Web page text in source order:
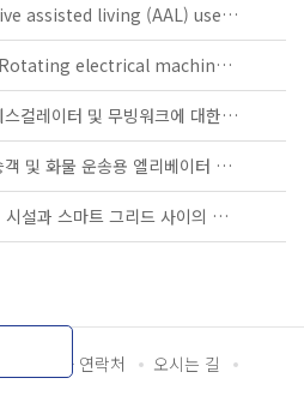
IEC TS 63134:2020 - Active assisted living (AAL) use cases
IEC 60034-5:2020 RLV - Rotating electrical machines - Part 5: Degrees of protection provided by the integral design of rotating electrical machines (IP code) - Classification
KS B ISO/TS 25740-1 - 에스컬레이터 및 무빙워크에 대한 안전요건 — 제1부: 세계공통 필수 안전요건(GESRs)
KS B ISO/TS 8100-21 - 승객 및 화물 운송용 엘리베이터 —제21부: 세계공통 필수안전요건(GESRs)을 충족하는 세계공통 안전 파라미터(GSPs)
KS C IEC TS 62872 - 산업 시설과 스마트 그리드 사이의 산업 공정 측정, 제어 및 자동화 시스템 인터페이스
담당자 연락처
오시는 길